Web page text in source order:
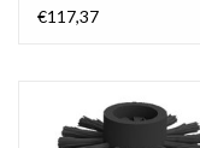
baignoires Wash Me,
€117,37